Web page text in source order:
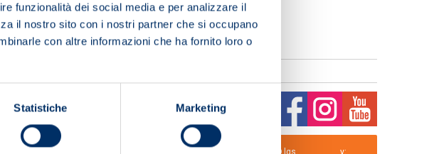
funzionalità dei social media e per analizzare il
il nostro sito con i nostri partner che si occupano
con altre informazioni che ha fornito loro o
Statistiche Marketing
- Cap.Soc. € 2.000.000,00 i.v. La Società adotta il Codice Etico D.lgs.
v: